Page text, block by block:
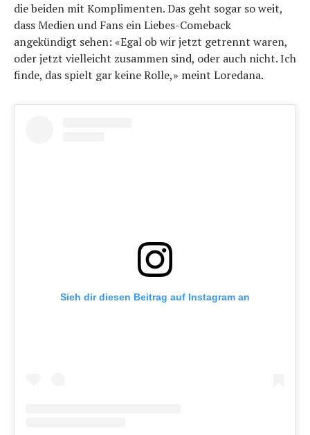
die beiden mit Komplimenten. Das geht sogar so weit,
dass Medien und Fans ein Liebes-Comeback
angekündigt sehen: «Egal ob wir jetzt getrennt waren,
oder jetzt vielleicht zusammen sind, oder auch nicht. Ich
finde, das spielt gar keine Rolle,» meint Loredana.
Sieh dir diesen Beitrag auf Instagram an